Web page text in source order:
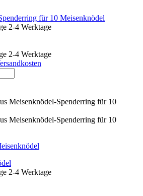
für 10 Meisenknödel
2-4 Werktage
2-4 Werktage
2-4 Werktage